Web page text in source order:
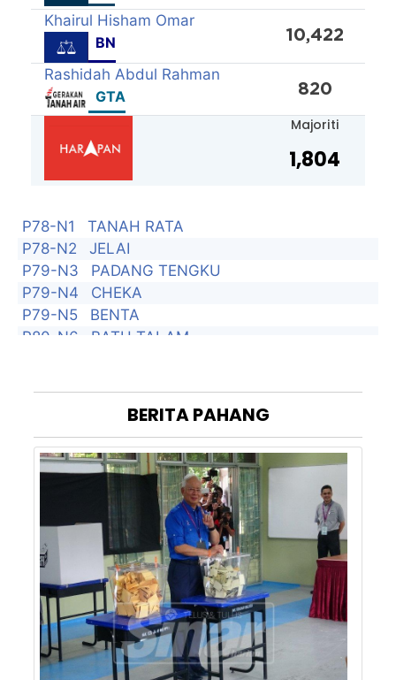
P78-N1
TANAH RATA
P78-N2
JELAI
P79-N3
PADANG TENGKU
P79-N4
CHEKA
P79-N5
BENTA
P80-N6
BATU TALAM
DAMAK
P81-N11
PULAU TAWAR
P82-N12
BESERAH
SEMAMBU
TERUNTUM
TANJUNG LUMPUR
P83-N16
INDERAPURA
P84-N17
SUNGAI LEMBING
P84-N18
LEPAR
P84-N19
PANCHING
P85-N20
PULAU MANIS
P85-N21
PERAMU JAYA
Khairul Hisham Omar
BN
10,422
Rashidah Abdul Rahman
GTA
820
Majoriti
1,804
BERITAPAHANG